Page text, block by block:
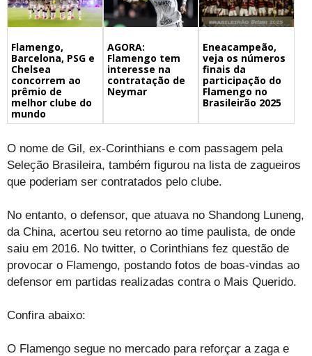
Flamengo,
Barcelona, PSG e
Chelsea
concorrem ao
prêmio de
melhor clube do
mundo
AGORA:
Flamengo tem
interesse na
contratação de
Neymar
Eneacampeão,
veja os números
finais da
participação do
Flamengo no
Brasileirão 2025
O nome de Gil, ex-Corinthians e com passagem pela
Seleção Brasileira, também figurou na lista de zagueiros
que poderiam ser contratados pelo clube.
No entanto, o defensor, que atuava no Shandong Luneng,
da China, acertou seu retorno ao time paulista, de onde
saiu em 2016. No twitter, o Corinthians fez questão de
provocar o Flamengo, postando fotos de boas-vindas ao
defensor em partidas realizadas contra o Mais Querido.
Confira abaixo:
O Flamengo segue no mercado para reforçar a zaga e